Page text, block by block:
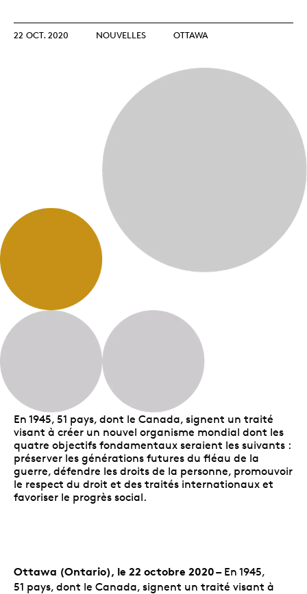
22 OCT. 2020 NOUVELLES OTTAWA
En 1945, 51 pays, dont le Canada, signent un traité
visant à créer un nouvel organisme mondial dont les
quatre objectifs fondamentaux seraient les suivants :
préserver les générations futures du fléau de la
guerre, défendre les droits de la personne, promouvoir
le respect du droit et des traités internationaux et
favoriser le progrès social.
Ottawa (Ontario), le 22 octobre 2020 – En 1945,
51 pays, dont le Canada, signent un traité visant à